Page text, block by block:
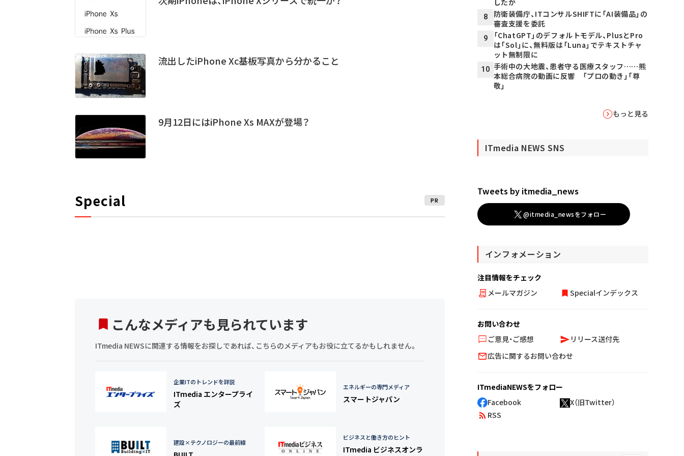
流出したiPhone Xc基板写真から分かること
9月12日にはiPhone Xs MAXが登場？
Special PR
こんなメディアも見られています
ITmedia NEWSに関連する情報をお探しであれば、こちらのメディアもお役に立てるかもしれません。
企業ITのトレンドを詳説
ITmedia エンタープライ
ズ
エネルギーの専門メディア
スマートジャパン
建設×テクノロジーの最前線
ビジネスと働き方のヒント
ITmedia ビジネスオンラ
8
防衛装備庁、ITコンサルSHIFTに「AI装備品」の
審査支援を委託
9
「ChatGPT」のデフォルトモデル、PlusとPro
は「Sol」に、無料版は「Luna」でテキストチャ
ット無制限に
10 手術中の大地震、患者守る医療スタッフ……熊
本総合病院の動画に反響 「プロの動き」「尊
敬」
もっと見る
ITmedia NEWS SNS
Tweets by itmedia_news
@itmedia_newsをフォロー
インフォメーション
注目情報をチェック
メールマガジン
Specialインデックス
お問い合わせ
ご意見・ご感想
リリース送付先
広告に関するお問い合わせ
ITmediaNEWSをフォロー
Facebook
X（旧Twitter）
RSS